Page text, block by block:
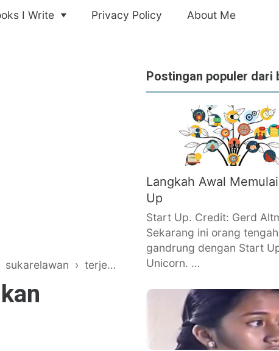
I Write Privacy Policy About Me
sukarelawan › terjemahan ›volunteer
Postingan populer dari
Langkah Awal
Up
Start Up. Credit: Gerd
Sekarang ini orang tengah
gandrung dengan Start
Unicorn. …